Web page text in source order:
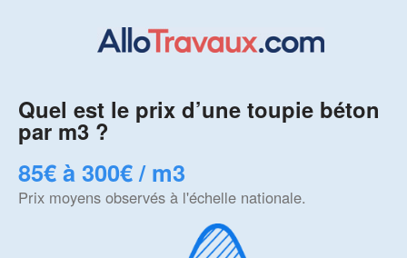
Quel est le prix d’une toupie béton
par m3 ?
85€ à 300€ / m3
Prix moyens observés à l'échelle nationale.